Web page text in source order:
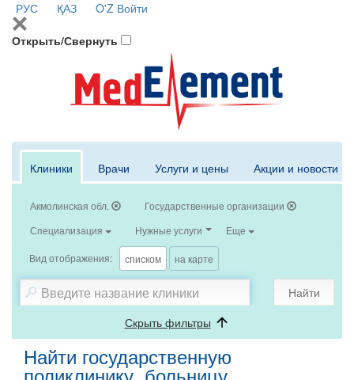
РУС ҚАЗ O'Z Войти
Открыть/Свернуть
Клиники Врачи Услуги и цены Акции и новости
Акмолинская обл.
Государственные организации
Специализация
Нужные услуги Еще
Вид отображения: списком на карте
Найти
Скрыть фильтры
Найти государственную